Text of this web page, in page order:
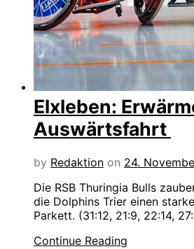
Elxleben:
Auswärtsfahrt
by Redaktion on 24.
Die RSB Thuringia Bulls
die Dolphins Trier einen
Parkett. (31:12, 21:9, 22:14,
Continue Reading